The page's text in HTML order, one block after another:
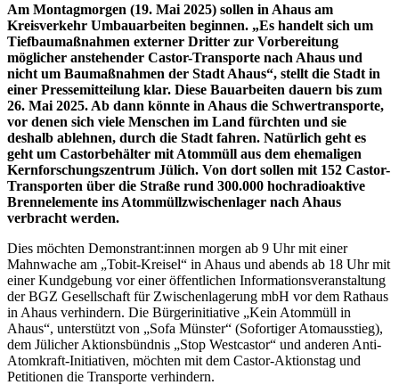
Am Montagmorgen (19. Mai 2025) sollen in Ahaus am
Kreisverkehr Umbauarbeiten beginnen. „Es handelt sich um
Tiefbaumaßnahmen externer Dritter zur Vorbereitung
möglicher anstehender Castor-Transporte nach Ahaus und
nicht um Baumaßnahmen der Stadt Ahaus“, stellt die Stadt in
einer Pressemitteilung klar. Diese Bauarbeiten dauern bis zum
26. Mai 2025. Ab dann könnte in Ahaus die Schwertransporte,
vor denen sich viele Menschen im Land fürchten und sie
deshalb ablehnen, durch die Stadt fahren. Natürlich geht es
geht um Castorbehälter mit Atommüll aus dem ehemaligen
Kernforschungszentrum Jülich. Von dort sollen mit 152 Castor-
Transporten über die Straße rund 300.000 hochradioaktive
Brennelemente ins Atommüllzwischenlager nach Ahaus
verbracht werden.
Dies möchten Demonstrant:innen morgen ab 9 Uhr mit einer
Mahnwache am „Tobit-Kreisel“ in Ahaus und abends ab 18 Uhr mit
einer Kundgebung vor einer öffentlichen Informationsveranstaltung
der BGZ Gesellschaft für Zwischenlagerung mbH vor dem Rathaus
in Ahaus verhindern. Die Bürgerinitiative „Kein Atommüll in
Ahaus“, unterstützt von „Sofa Münster“ (Sofortiger Atomausstieg),
dem Jülicher Aktionsbündnis „Stop Westcastor“ und anderen Anti-
Atomkraft-Initiativen, möchten mit dem Castor-Aktionstag und
Petitionen die Transporte verhindern.